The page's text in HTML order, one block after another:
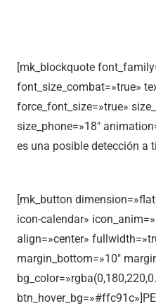
[mk_blockquote
font_size_combat=»true»
force_font_size=»true»
size_phone=»18″
es una posible detección a
[mk_button
icon-calendar»
align=»center»
margin_bottom=»10″